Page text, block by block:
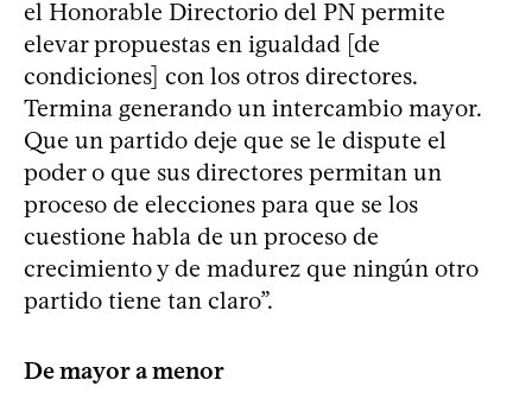
el Honorable Directorio del PN permite
elevar propuestas en igualdad [de
condiciones] con los otros directores.
Termina generando un intercambio mayor.
Que un partido deje que se le dispute el
poder o que sus directores permitan un
proceso de elecciones para que se los
cuestione habla de un proceso de
crecimiento y de madurez que ningún otro
partido tiene tan claro”.
De mayor a menor